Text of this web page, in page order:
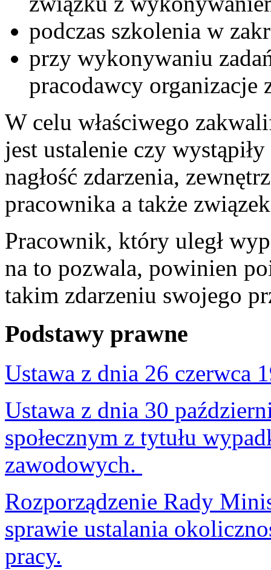
podczas szkolenia w
przy wykonywaniu
pracodawcy organizacje
W celu właściwego
jest ustalenie czy
nagłość zdarzenia,
pracownika a także
Pracownik, który uległ
na to pozwala, powinien
takim zdarzeniu swojego
Podstawy prawne
Ustawa z dnia 26 czerwca
Ustawa z dnia 30
społecznym z tytułu
zawodowych.
Rozporządzenie Rady
sprawie ustalania
pracy.